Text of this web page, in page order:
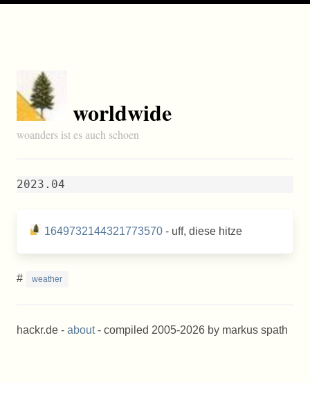
worldwide
woanders ist es auch schoen
2023.04
1649732144321773570 - uff, diese hitze
# weather
hackr.de - about- compiled 2005-2026 by markus spath